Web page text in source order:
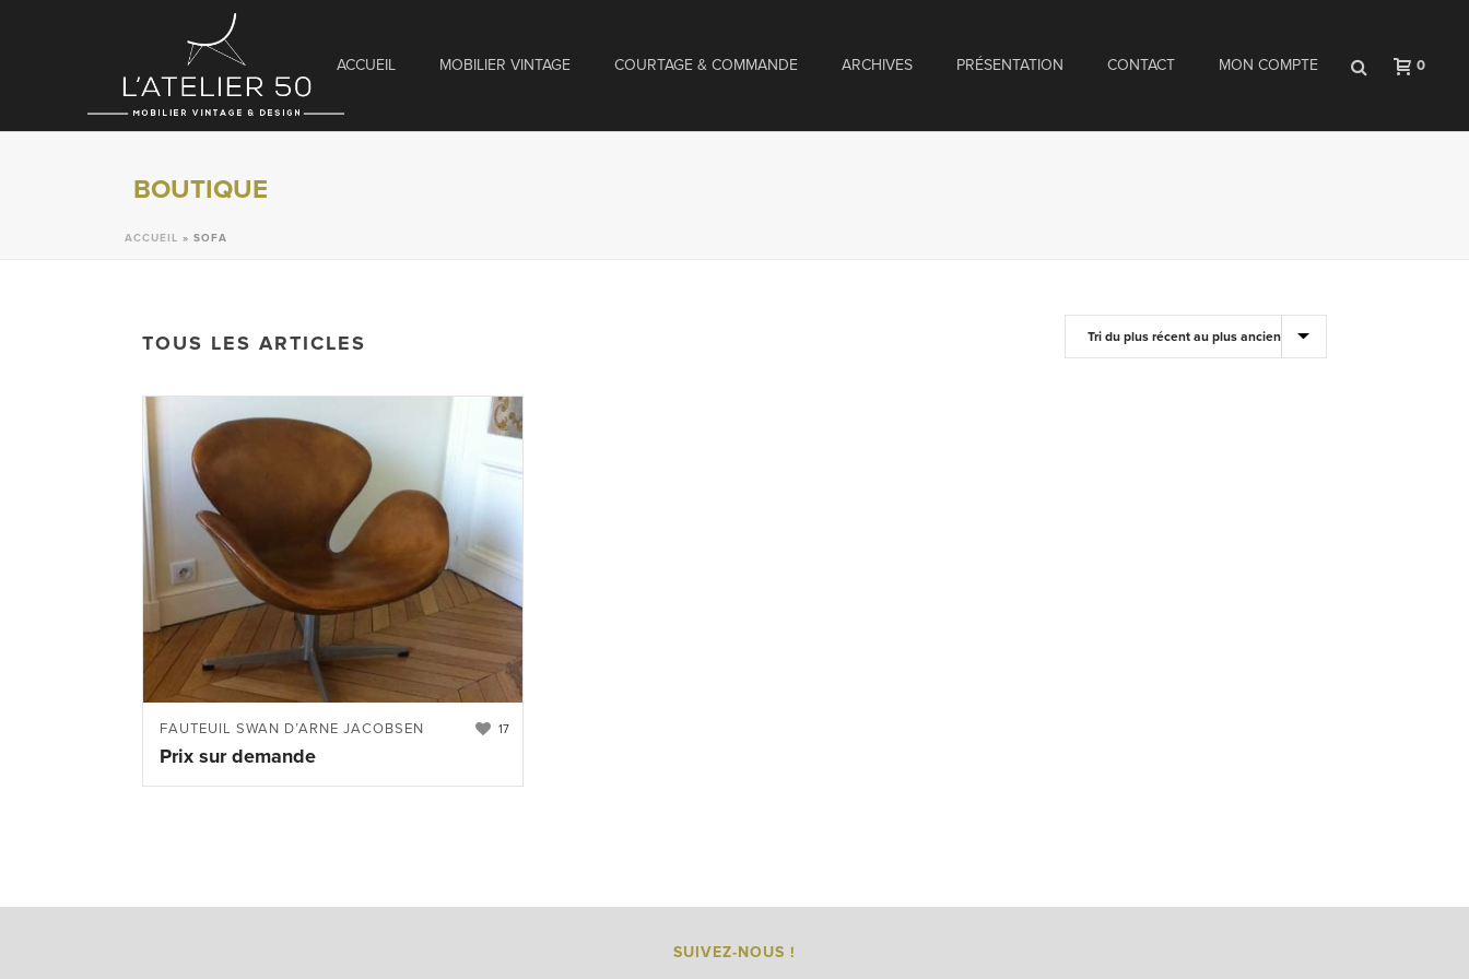
ACCUEIL MOBILIER VINTAGE COURTAGE & COMMANDE ARCHIVES PRÉSENTATION CONTACT MON COMPTE 0
BOUTIQUE
ACCUEIL » SOFA
TOUS LES ARTICLES
17
FAUTEUIL SWAN D’ARNE JACOBSEN
Prix sur demande
SUIVEZ-NOUS !